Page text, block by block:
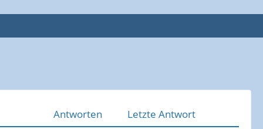
Antworten
Letzte Antwort